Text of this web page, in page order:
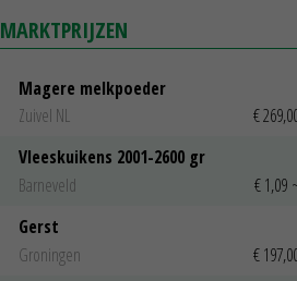
MARKTPRIJZEN
Magere melkpoeder
Zuivel NL
€
Vleeskuikens 2001-2600 gr
Barneveld
€ 1,09
Gerst
Groningen
€